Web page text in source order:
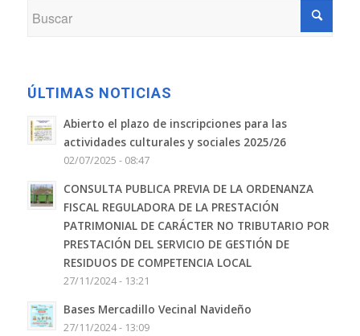
ÚLTIMAS NOTICIAS
Abierto el plazo de inscripciones para las
actividades culturales y sociales 2025/26
02/07/2025 - 08:47
CONSULTA PUBLICA PREVIA DE LA ORDENANZA
FISCAL REGULADORA DE LA PRESTACIÓN
PATRIMONIAL DE CARÁCTER NO TRIBUTARIO POR
PRESTACIÓN DEL SERVICIO DE GESTIÓN DE
RESIDUOS DE COMPETENCIA LOCAL
27/11/2024 - 13:21
Bases Mercadillo Vecinal Navideño
27/11/2024 - 13:09